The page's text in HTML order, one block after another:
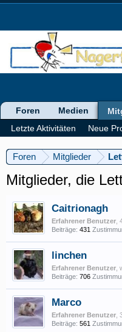
Foren Mitglieder
Mitglieder, die
Caitrionagh
Erfahrener Benutzer ,
Beiträge: 431
linchen
Erfahrener Benutzer
Beiträge: 706
Marco
Erfahrener Benutzer ,
Beiträge: 561
Foren Medien
Letzte Aktivitäten
Neue